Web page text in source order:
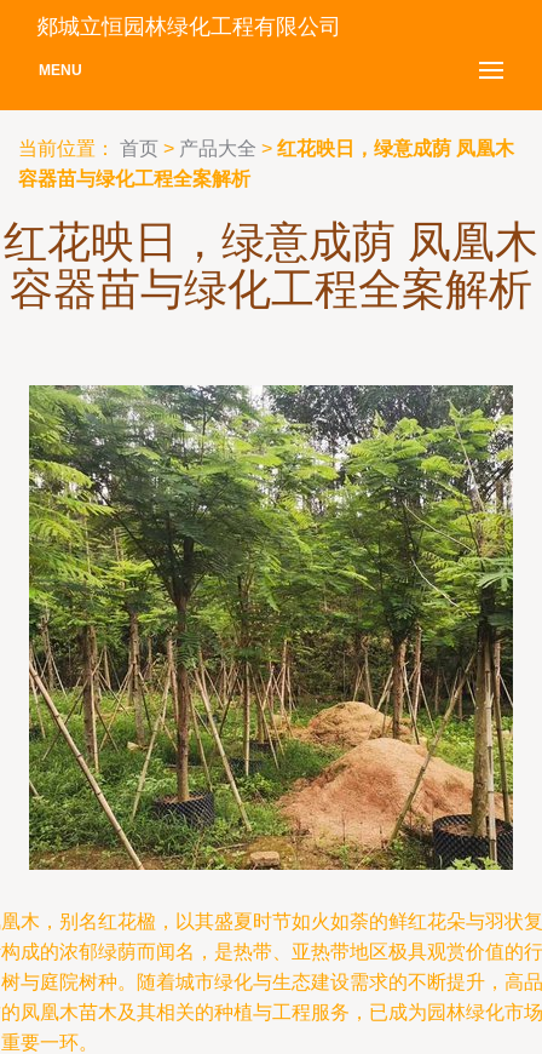
郯城立恒园林绿化工程有限公司
MENU
当前位置： 首页 > 产品大全 > 红花映日，绿意成荫 凤凰木
容器苗与绿化工程全案解析
红花映日，绿意成荫 凤凰木
容器苗与绿化工程全案解析
木，别名红花楹，以其盛夏时节如火如荼的鲜红花朵与羽状复
成的浓郁绿荫而闻名，是热带、亚热带地区极具观赏价值的行
与庭院树种。随着城市绿化与生态建设需求的不断提升，高品
凤凰木苗木及其相关的种植与工程服务，已成为园林绿化市场
要一环。